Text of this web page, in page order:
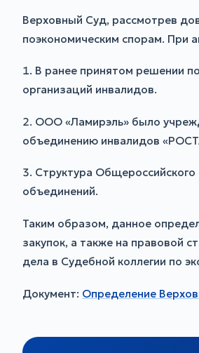
Верховный Суд, рассмотрев
поэкономическим спорам. При
1. В ранее принятом решении
организаций инвалидов.
2. ООО «Ламирэль» было
объединению инвалидов
3. Структура
объединений.
Таким образом, данное
закупок, а также на правовой
дела в Судебной коллегии по
Документ: Определение